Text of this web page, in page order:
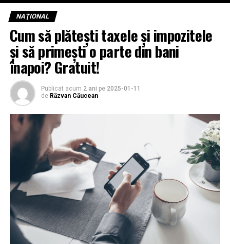
NAŢIONAL
Cum să plătești taxele și impozitele
și să primești o parte din bani
înapoi? Gratuit!
Publicat acum 2 ani pe 2025-01-11
de Răzvan Căucean